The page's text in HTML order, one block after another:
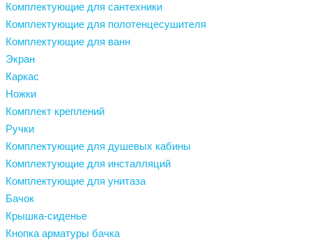
Комплектующие для сантехники
Комплектующие для полотенцесушителя
Комплектующие для ванн
Экран
Каркас
Ножки
Комплект креплений
Ручки
Комплектующие для душевых кабины
Комплектующие для инсталляций
Комплектующие для унитаза
Бачок
Крышка-сиденье
Кнопка арматуры бачка